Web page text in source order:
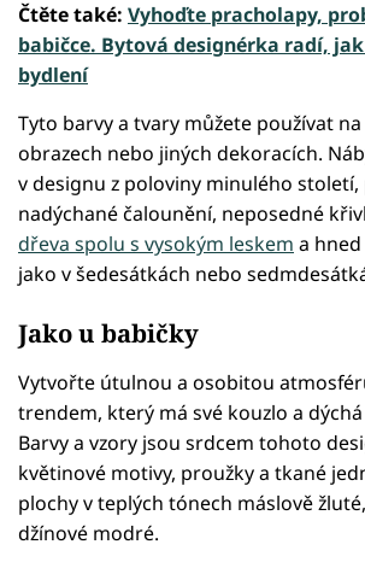
Čtěte také: Vyhoďte pracholapy,
babičce. Bytová designérka radí,
bydlení
Tyto barvy a tvary můžete používat
obrazech nebo jiných dekoracích.
v designu z poloviny minulého
nadýchané čalounění, neposedné
dřeva spolu s vysokým leskem a
jako v šedesátkách nebo
Jako u babičky
Vytvořte útulnou a osobitou
trendem, který má své kouzlo a
Barvy a vzory jsou srdcem tohoto
květinové motivy, proužky a tkané
plochy v teplých tónech máslově
džínové modré.